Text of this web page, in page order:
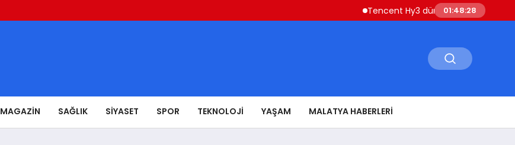
Tencent Hy3 dünya genelinde kullanıma
01:48:29
MAGAZIN SAĞLIK SIYASET SPOR TEKNOLOJI YAŞAM MALATYA HABERLERI